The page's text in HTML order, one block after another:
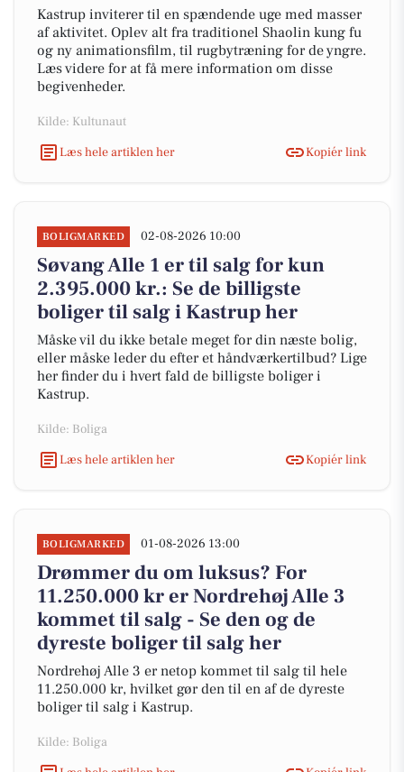
Kastrup inviterer til en spændende uge med masser
af aktivitet. Oplev alt fra traditionel Shaolin kung fu
og ny animationsfilm, til rugbytræning for de yngre.
Læs videre for at få mere information om disse
begivenheder.
Kilde: Kultunaut
Læs hele artiklen her
Kopiér link
BOLIGMARKED 02-08-2026 10:00
Søvang Alle 1 er til salg for kun
2.395.000 kr.: Se de billigste
boliger til salg i Kastrup her
Måske vil du ikke betale meget for din næste bolig,
eller måske leder du efter et håndværkertilbud? Lige
her finder du i hvert fald de billigste boliger i
Kastrup.
Kilde: Boliga
Læs hele artiklen her
Kopiér link
BOLIGMARKED 01-08-2026 13:00
Drømmer du om luksus? For
11.250.000 kr er Nordrehøj Alle 3
kommet til salg - Se den og de
dyreste boliger til salg her
Nordrehøj Alle 3 er netop kommet til salg til hele
11.250.000 kr, hvilket gør den til en af de dyreste
boliger til salg i Kastrup.
Kilde: Boliga